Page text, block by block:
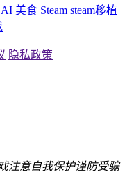
AI 美食 Steam steam移植
隐私政策
注意自我保护谨防受骗